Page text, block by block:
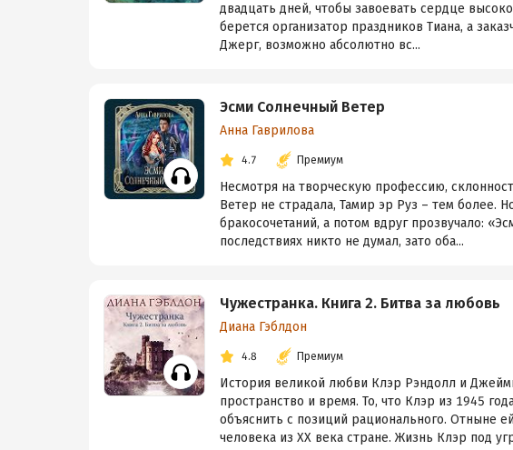
двадцать дней, чтобы завоевать сердце
берется организатор праздников Тиана, а
Джерг, возможно абсолютно вс...
Эсми Солнечный Ветер
Анна Гаврилова
4.7 Премиум
Несмотря на творческую профессию,
Ветер не страдала, Тамир эр Руз – тем более.
бракосочетаний, а потом вдруг прозвучало:
последствиях никто не думал, зато оба...
Чужестранка. Книга 2. Битва за любовь
Диана Гэблдон
4.8 Премиум
История великой любви Клэр Рэндолл и
пространство и время. То, что Клэр из 1945
объяснить с позиций рационального. Отныне
человека из XX века стране. Жизнь Клэр под